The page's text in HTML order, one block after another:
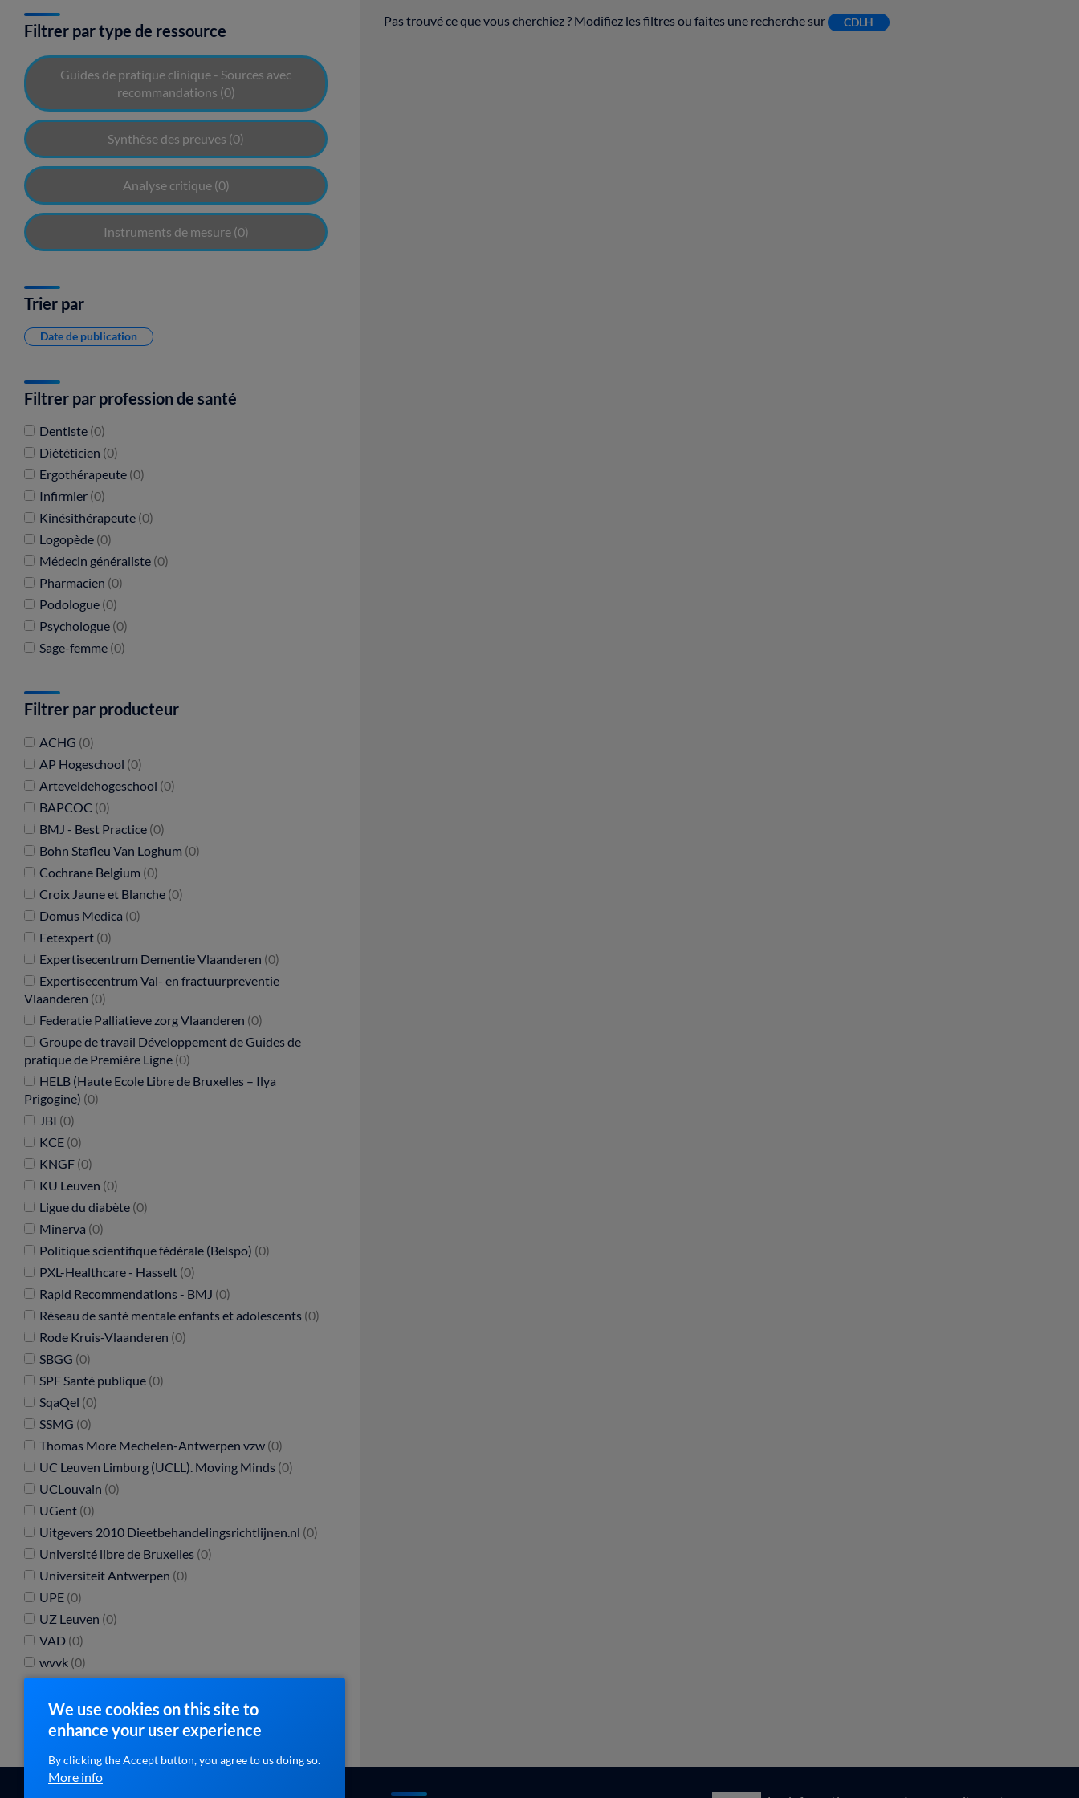
Filtrer par type de ressource
Guides de pratique clinique - Sources avec
recommandations (0)
Synthèse des preuves (0)
Analyse critique (0)
Instruments de mesure (0)
Trier par
Date de publication
Filtrer par profession de santé
Dentiste (0)
Diététicien (0)
Ergothérapeute (0)
Infirmier (0)
Kinésithérapeute (0)
Logopède (0)
Médecin généraliste (0)
Pharmacien (0)
Podologue (0)
Psychologue (0)
Sage-femme (0)
Filtrer par producteur
ACHG (0)
AP Hogeschool (0)
Arteveldehogeschool (0)
BAPCOC (0)
BMJ - Best Practice (0)
Bohn Stafleu Van Loghum (0)
Cochrane Belgium (0)
Croix Jaune et Blanche (0)
Domus Medica (0)
Eetexpert (0)
Expertisecentrum Dementie Vlaanderen (0)
Expertisecentrum Val- en fractuurpreventie
Vlaanderen (0)
Federatie Palliatieve zorg Vlaanderen (0)
Groupe de travail Développement de Guides de
pratique de Première Ligne (0)
HELB (Haute Ecole Libre de Bruxelles – Ilya
Prigogine) (0)
JBI (0)
KCE (0)
KNGF (0)
KU Leuven (0)
Ligue du diabète (0)
Minerva (0)
Politique scientifique fédérale (Belspo) (0)
PXL-Healthcare - Hasselt (0)
Rapid Recommendations - BMJ (0)
Réseau de santé mentale enfants et adolescents (0)
Rode Kruis-Vlaanderen (0)
SBGG (0)
SPF Santé publique (0)
SqaQel (0)
SSMG (0)
Thomas More Mechelen-Antwerpen vzw (0)
UC Leuven Limburg (UCLL). Moving Minds (0)
UCLouvain (0)
UGent (0)
Uitgevers 2010 Dieetbehandelingsrichtlijnen.nl (0)
Université libre de Bruxelles (0)
Universiteit Antwerpen (0)
UPE (0)
UZ Leuven (0)
VAD (0)
wvvk (0)
Pas trouvé ce que vous cherchiez ? Modifiez les filtres ou faites une recherche sur CDLH
We use cookies on this site to
enhance your user experience
By clicking the Accept button, you agree to us doing so.
More info